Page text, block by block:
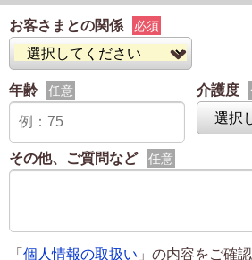
お客さまとの関係 必須
年齢 任意 介護度
その他、ご質問など 任意
「個人情報の取扱い 」の内容をご確